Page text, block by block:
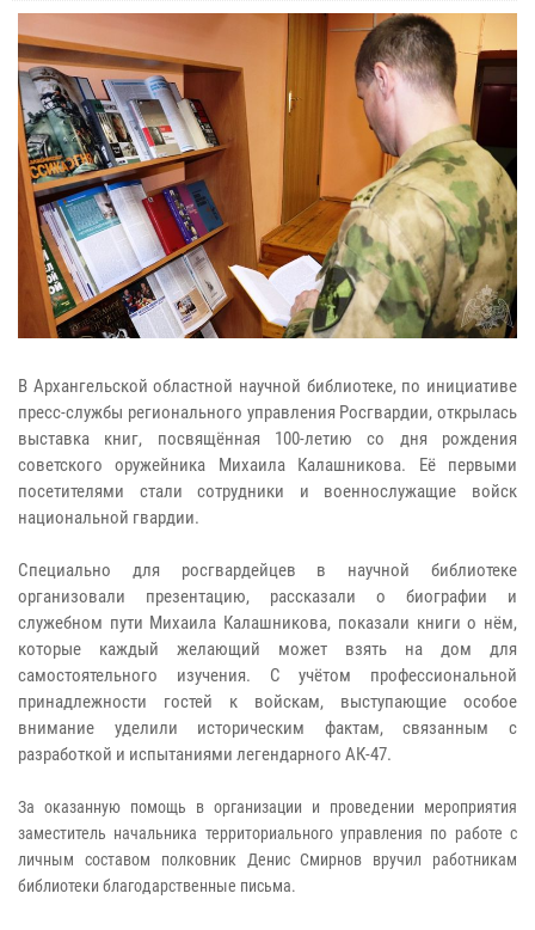
В Архангельской областной научной библиотеке, по инициативе
пресс-службы регионального управления Росгвардии, открылась
выставка книг, посвящённая 100-летию со дня рождения
советского оружейника Михаила Калашникова. Её первыми
посетителями стали сотрудники и военнослужащие войск
национальной гвардии.
​Специально для росгвардейцев в научной библиотеке
организовали презентацию, рассказали о биографии и
служебном пути Михаила Калашникова, показали книги о нём,
которые каждый желающий может взять на дом для
самостоятельного изучения. С учётом профессиональной
принадлежности гостей к войскам, выступающие особое
внимание уделили историческим фактам, связанным с
разработкой и испытаниями легендарного АК-47.
​За оказанную помощь в организации и проведении мероприятия
заместитель начальника территориального управления по работе с
личным составом полковник Денис Смирнов вручил работникам
библиотеки благодарственные письма.